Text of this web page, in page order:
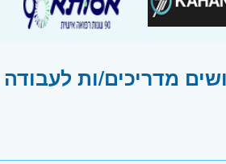
מדריכים/ות